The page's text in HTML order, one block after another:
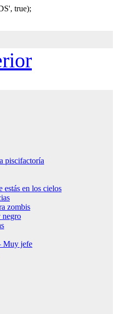
true);
piscifactoría
estás en los cielos
zombis
negro
Muy jefe